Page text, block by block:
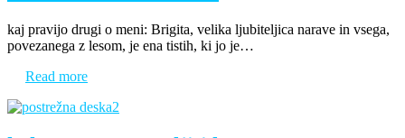
kaj pravijo drugi o meni: Brigita, velika ljubiteljica narave in vsega,
povezanega z lesom, je ena tistih, ki jo je…
Read more